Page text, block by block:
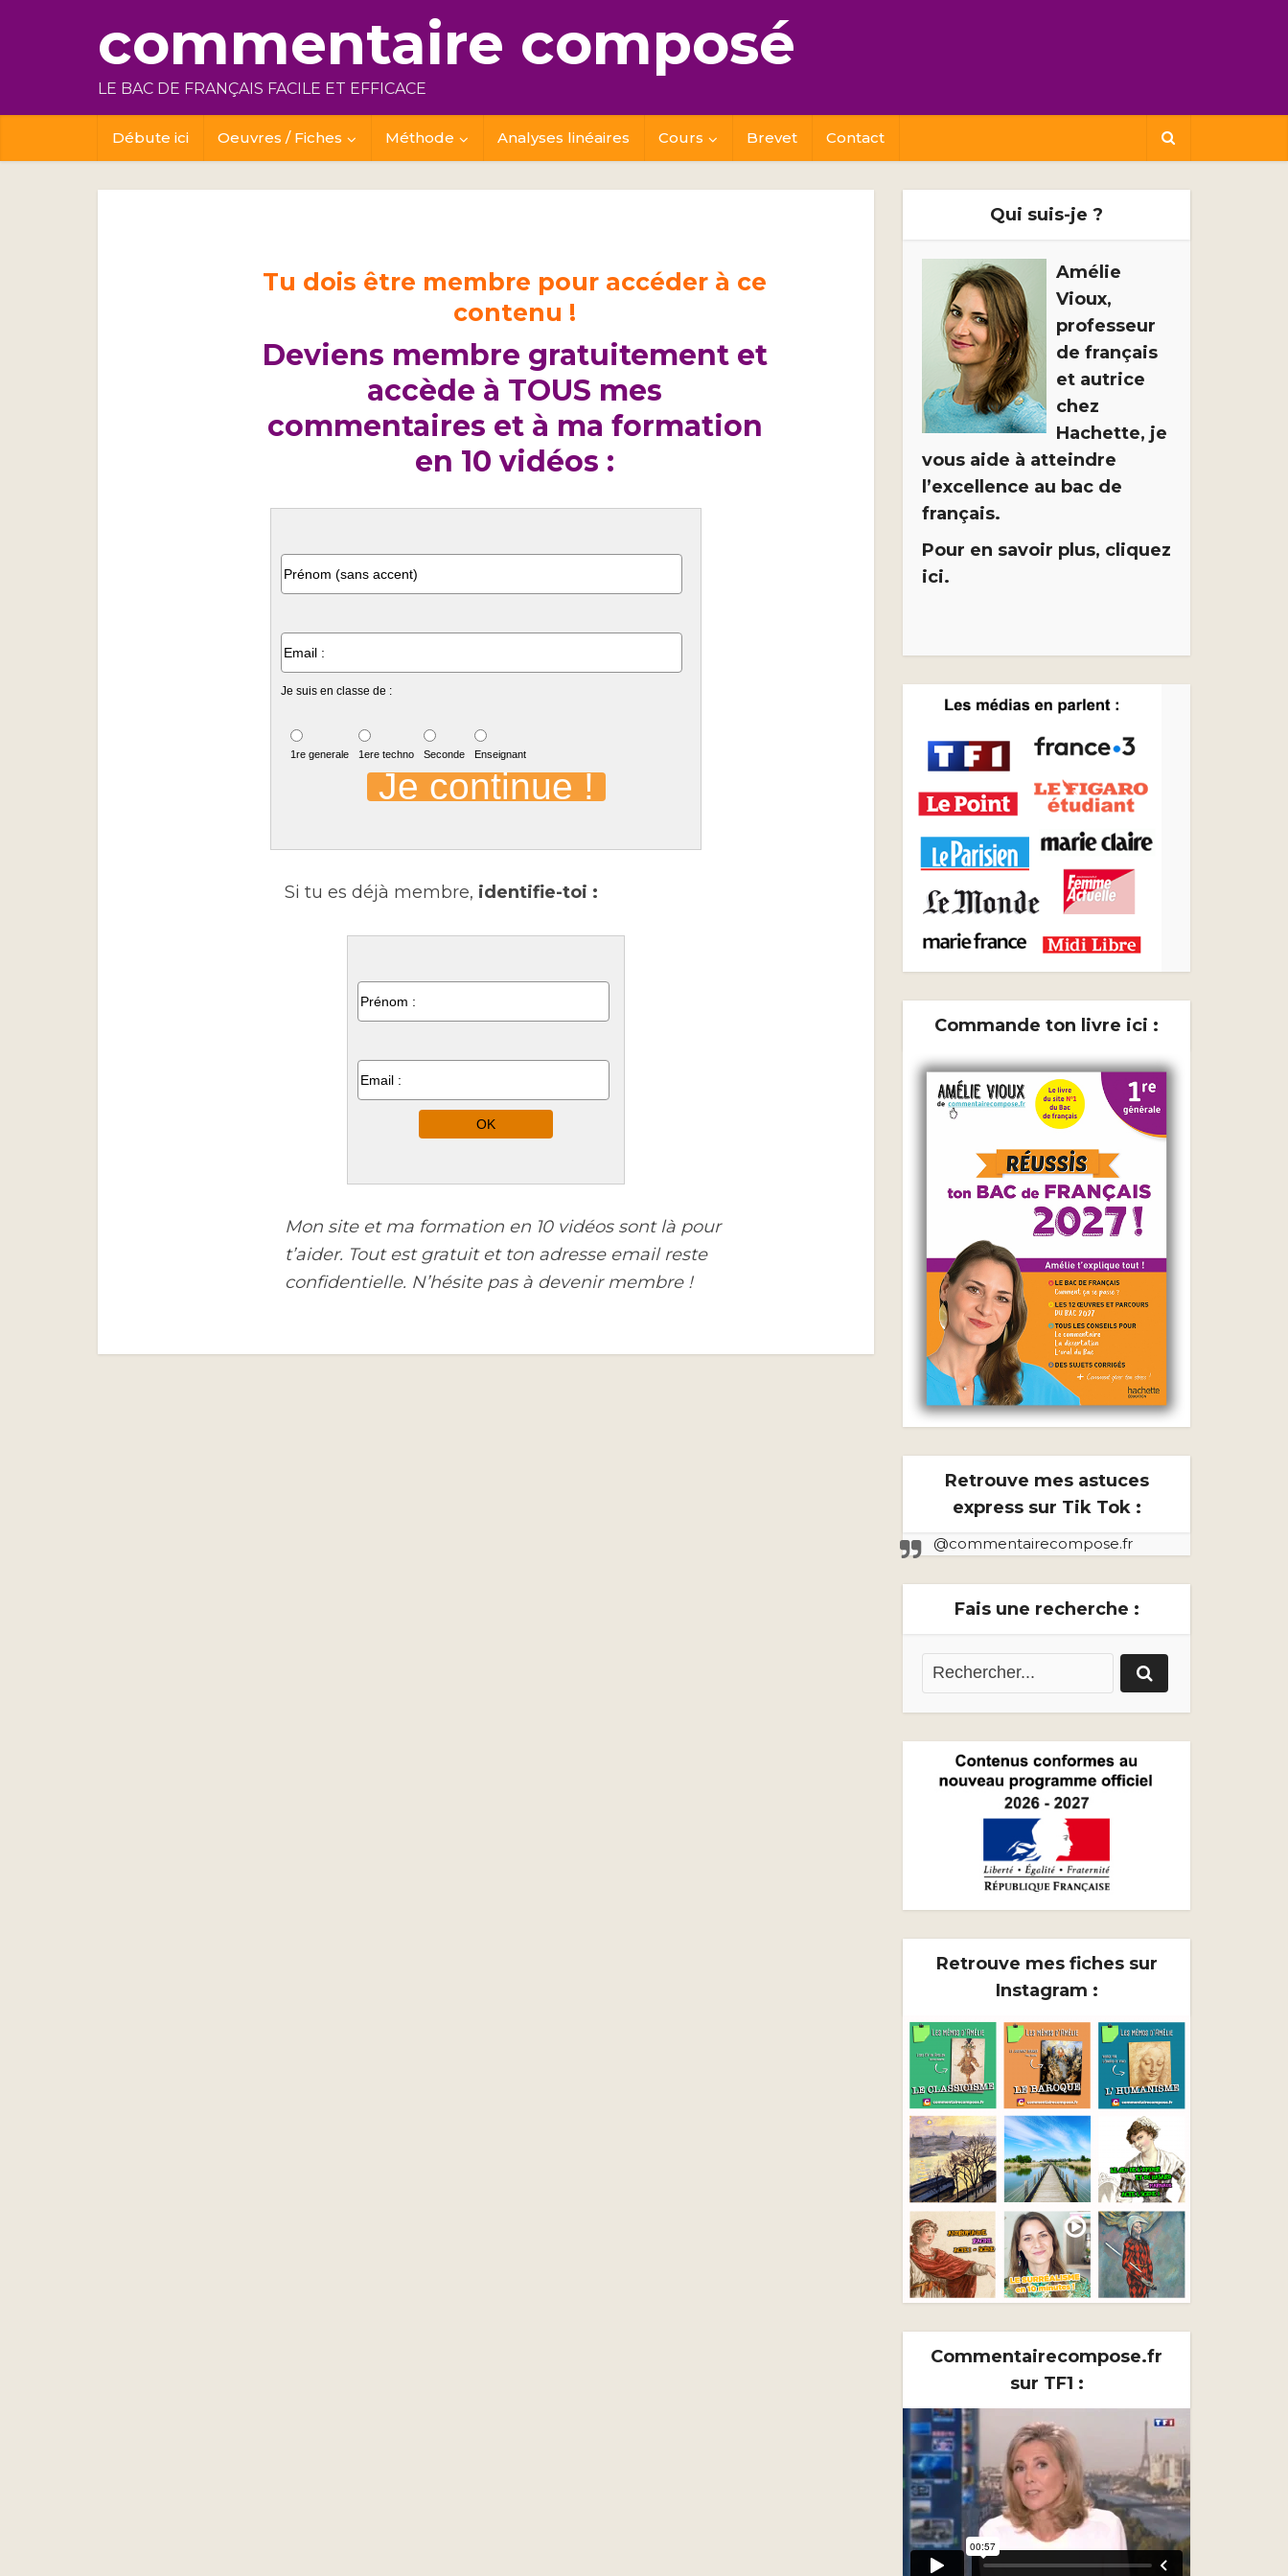
commentaire composé
LE BAC DE FRANÇAIS FACILE ET EFFICACE
Débute ici Oeuvres / Fiches Méthode Analyses linéaires Cours Brevet Contact
Tu dois être membre pour accéder à ce
contenu !
Deviens membre gratuitement et
accède à TOUS mes
commentaires et à ma formation
en 10 vidéos :
Je suis en classe de :
1re generale 1ere techno Seconde Enseignant
Si tu es déjà membre, identifie-toi :
Mon site et ma formation en 10 vidéos sont là pour
t’aider. Tout est gratuit et ton adresse email reste
confidentielle. N’hésite pas à devenir membre !
Qui suis-je ?
Amélie
Vioux,
professeur
de français
et autrice
chez
Hachette, je
vous aide à atteindre
l’excellence au bac de
français.
Pour en savoir plus, cliquez
ici.
Commande ton livre ici :
Retrouve mes astuces
express sur Tik Tok :
@commentairecompose.fr
Fais une recherche :
Retrouve mes fiches sur
Instagram :
Commentairecompose.fr
sur TF1 :